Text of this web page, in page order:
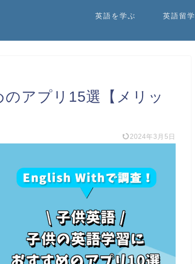
英語を学ぶ 英語留学
アプリ15選【メリッ
2024年3月5日